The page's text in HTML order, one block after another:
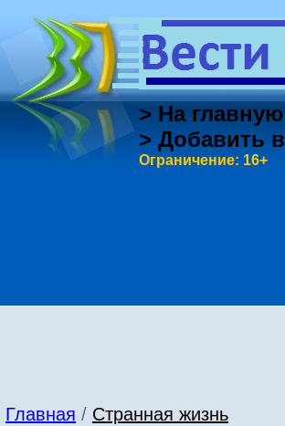
> На
> Добавить
Ограничение: 16+
Главная / Странная жизнь